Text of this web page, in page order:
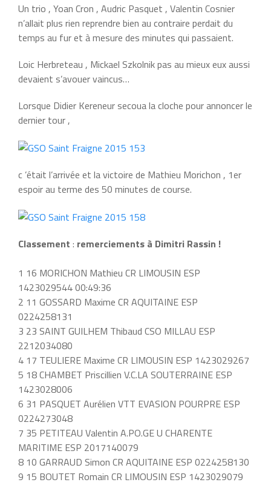
Un trio , Yoan Cron , Audric Pasquet , Valentin Cosnier
n’allait plus rien reprendre bien au contraire perdait du
temps au fur et à mesure des minutes qui passaient.
Loic Herbreteau , Mickael Szkolnik pas au mieux eux aussi
devaient s’avouer vaincus…
Lorsque Didier Kereneur secoua la cloche pour annoncer le
dernier tour ,
c ’était l’arrivée et la victoire de Mathieu Morichon , 1er
espoir au terme des 50 minutes de course.
Classement : remerciements à Dimitri Rassin !
1 16 MORICHON Mathieu CR LIMOUSIN ESP
1423029544 00:49:36
2 11 GOSSARD Maxime CR AQUITAINE ESP
0224258131
3 23 SAINT GUILHEM Thibaud CSO MILLAU ESP
2212034080
4 17 TEULIERE Maxime CR LIMOUSIN ESP 1423029267
5 18 CHAMBET Priscillien V.C.LA SOUTERRAINE ESP
1423028006
6 31 PASQUET Aurélien VTT EVASION POURPRE ESP
0224273048
7 35 PETITEAU Valentin A.PO.GE U CHARENTE
MARITIME ESP 2017140079
8 10 GARRAUD Simon CR AQUITAINE ESP 0224258130
9 15 BOUTET Romain CR LIMOUSIN ESP 1423029079